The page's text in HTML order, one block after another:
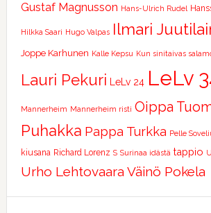
Gustaf Magnusson Hans-Ulrich Rudel
Hilkka Saari Hugo Valpas Ilmari
Joppe Karhunen Kalle Kepsu Kun sinitaivas
Lauri Pekuri LeLv 24 LeLv
Mannerheim Mannerheim risti Oippa
Puhakka Pappa Turkka Pelle
kiusana Richard Lorenz S Surinaa idästä tappio
Urho Lehtovaara Väinö Pokela